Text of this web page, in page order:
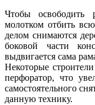
Чтобы освободить
молотком отбить
делом снимаются
боковой части
выдвигается сама
Некоторые
перфоратор, что
самостоятельного
данную технику.